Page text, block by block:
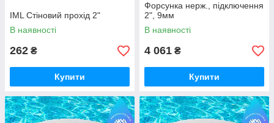
IML Стіновий прохід 2"
В наявності
262 ₴
Купити
Форсунка нерж., підключення
2", 9мм
В наявності
4 061 ₴
Купити